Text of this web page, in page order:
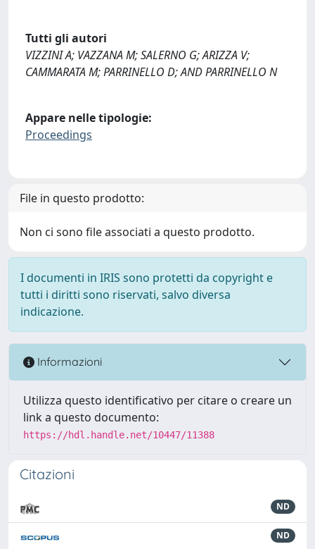
Tutti gli autori
VIZZINI A; VAZZANA M; SALERNO G; ARIZZA V;
CAMMARATA M; PARRINELLO D; AND PARRINELLO N
Appare nelle tipologie:
Proceedings
File in questo prodotto:
Non ci sono file associati a questo prodotto.
I documenti in IRIS sono protetti da copyright e
tutti i diritti sono riservati, salvo diversa
indicazione.
Informazioni
Utilizza questo identificativo per citare o creare un
link a questo documento:
https://hdl.handle.net/10447/11388
Citazioni
ND
ND